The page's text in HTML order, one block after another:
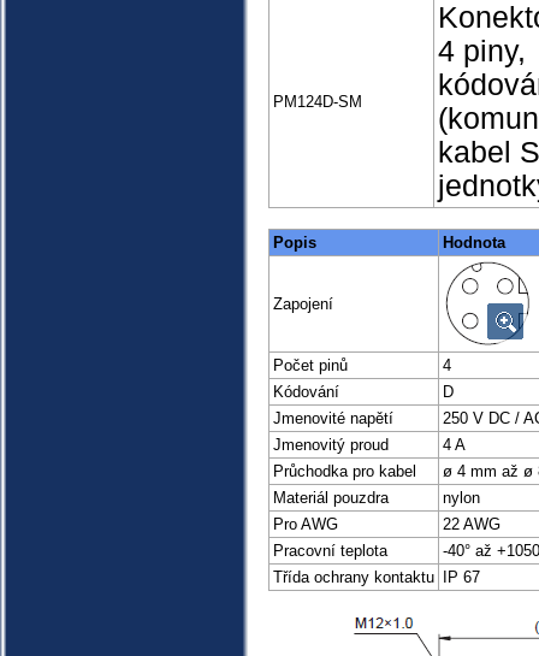
PM124D-SM
4 piny,
kabel
Popis Hodnota
Zapojení
Počet pinů
4
Kódování
D
Jmenovité napětí
250 V DC /
Jmenovitý proud
4 A
Průchodka pro kabel
ø 4 mm až ø
Materiál pouzdra
nylon
Pro AWG
22 AWG
Pracovní teplota
-40° až
Třída ochrany kontaktu
IP 67